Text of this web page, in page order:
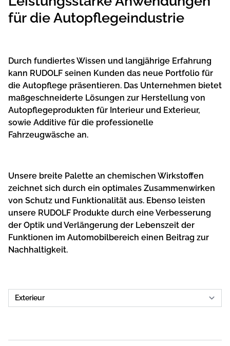
für die Autopflegeindustrie
Durch fundiertes Wissen und langjährige Erfahrung
kann RUDOLF seinen Kunden das neue Portfolio für
die Autopflege präsentieren. Das Unternehmen bietet
maßgeschneiderte Lösungen zur Herstellung von
Autopflegeprodukten für Interieur und Exterieur,
sowie Additive für die professionelle
Fahrzeugwäsche an.
Unsere breite Palette an chemischen Wirkstoffen
zeichnet sich durch ein optimales Zusammenwirken
von Schutz und Funktionalität aus. Ebenso leisten
unsere RUDOLF Produkte durch eine Verbesserung
der Optik und Verlängerung der Lebenszeit der
Funktionen im Automobilbereich einen Beitrag zur
Nachhaltigkeit.